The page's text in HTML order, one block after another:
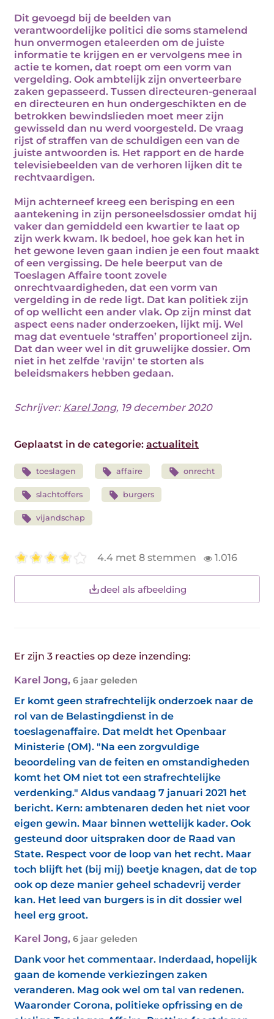
Dit gevoegd bij de beelden van
verantwoordelijke politici die soms stamelend
hun onvermogen etaleerden om de juiste
informatie te krijgen en er vervolgens mee in
actie te komen, dat roept om een vorm van
vergelding. Ook ambtelijk zijn onverteerbare
zaken gepasseerd. Tussen directeuren-generaal
en directeuren en hun ondergeschikten en de
betrokken bewindslieden moet meer zijn
gewisseld dan nu werd voorgesteld. De vraag
rijst of straffen van de schuldigen een van de
juiste antwoorden is. Het rapport en de harde
televisiebeelden van de verhoren lijken dit te
rechtvaardigen.
Mijn achterneef kreeg een berisping en een
aantekening in zijn personeelsdossier omdat hij
vaker dan gemiddeld een kwartier te laat op
zijn werk kwam. Ik bedoel, hoe gek kan het in
het gewone leven gaan indien je een fout maakt
of een vergissing. De hele beerput van de
Toeslagen Affaire toont zovele
onrechtvaardigheden, dat een vorm van
vergelding in de rede ligt. Dat kan politiek zijn
of op wellicht een ander vlak. Op zijn minst dat
aspect eens nader onderzoeken, lijkt mij. Wel
mag dat eventuele ‘straffen’ proportioneel zijn.
Dat dan weer wel in dit gruwelijke dossier. Om
niet in het zelfde 'ravijn' te storten als
beleidsmakers hebben gedaan.
Schrijver: Karel Jong, 19 december 2020
Geplaatst in de categorie: actualiteit
toeslagen affaire onrecht
slachtoffers burgers
vijandschap
4.4 met 8 stemmen 1.016
deel als afbeelding
Er zijn 3 reacties op deze inzending:
Karel Jong, 6 jaar geleden
Er komt geen strafrechtelijk onderzoek naar de
rol van de Belastingdienst in de
toeslagenaffaire. Dat meldt het Openbaar
Ministerie (OM). "Na een zorgvuldige
beoordeling van de feiten en omstandigheden
komt het OM niet tot een strafrechtelijke
verdenking." Aldus vandaag 7 januari 2021 het
bericht. Kern: ambtenaren deden het niet voor
eigen gewin. Maar binnen wettelijk kader. Ook
gesteund door uitspraken door de Raad van
State. Respect voor de loop van het recht. Maar
toch blijft het (bij mij) beetje knagen, dat de top
ook op deze manier geheel schadevrij verder
kan. Het leed van burgers is in dit dossier wel
heel erg groot.
Karel Jong, 6 jaar geleden
Dank voor het commentaar. Inderdaad, hopelijk
gaan de komende verkiezingen zaken
veranderen. Mag ook wel om tal van redenen.
Waaronder Corona, politieke opfrissing en de